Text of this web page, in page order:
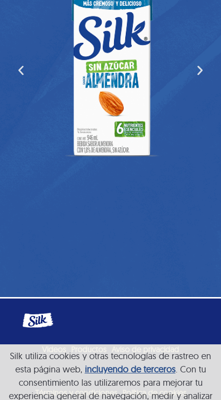
Videos Productos Aviso de privacidad
Términos y condiciones Política de cookies
Silk utiliza cookies y otras tecnologías de rastreo en
esta página web, incluyendo de terceros. Con tu
consentimiento las utilizaremos para mejorar tu
experiencia general de navegación, medir y analizar